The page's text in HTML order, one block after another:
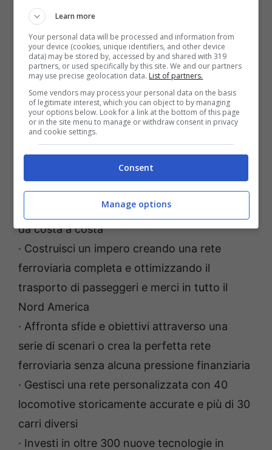
cinque epoche di innovazione tecnologica.
Tuttavia, la competizione non dorme mai con
tre magnati rivali pronti a darti del filo da
torcere! Raggiungi la vetta del successo
attaccando e sabotando gli avversari
attraverso raid e spionaggio industriale.
Caratteristiche:
· Sfrutta le opportunità economiche degli
Stati Uniti in una vasta campagna, andando
da costa a costa
· Costruisci un impero creando una rete
ferroviaria completa e ottimizzando il
trasporto di passeggeri e merci in tutto il
Nord America
· Affronta sfide e obiettivi attraverso una
serie di scenari o crea la perfetta rete
ferroviaria senza alcuna pressione finanziaria
· Gestisci una rete personalizzata con 40
locomotive storicamente accurate e più di 30
carri diversi
· Investi in oltre 300 nuove tecnologie in
Learn more
Your personal data will be processed and information from
your device (cookies, unique identifiers, and other device
data) may be stored by, accessed by and shared with 319
partners, or used specifically by this site. We and our partners
may use precise geolocation data. List of partners.
Some vendors may process your personal data on the basis
of legitimate interest, which you can object to by managing
your options below. Look for a link at the bottom of this page
or in the site menu to manage or withdraw consent in privacy
and cookie settings.
Consent
Manage options